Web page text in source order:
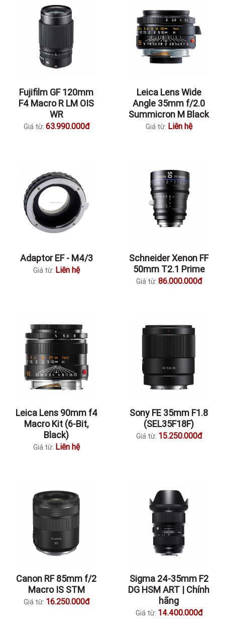
Fujifilm GF 120mm
F4 Macro R LM OIS
WR
Giá từ: 63.990.000đ
Leica Lens Wide
Angle 35mm f/2.0
Summicron M Black
Giá từ: Liên hệ
Adaptor EF - M4/3
Giá từ: Liên hệ
Schneider Xenon FF
50mm T2.1 Prime
Giá từ: 86.000.000đ
Leica Lens 90mm f4
Macro Kit (6-Bit,
Black)
Giá từ: Liên hệ
Sony FE 35mm F1.8
(SEL35F18F)
Giá từ: 15.250.000đ
Canon RF 85mm f/2
Macro IS STM
Giá từ: 16.250.000đ
Sigma 24-35mm F2
DG HSM ART | Chính
hãng
Giá từ: 14.400.000đ